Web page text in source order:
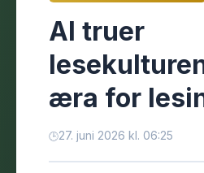
AI truer
æra for
27. juni 2026 kl. 06:25